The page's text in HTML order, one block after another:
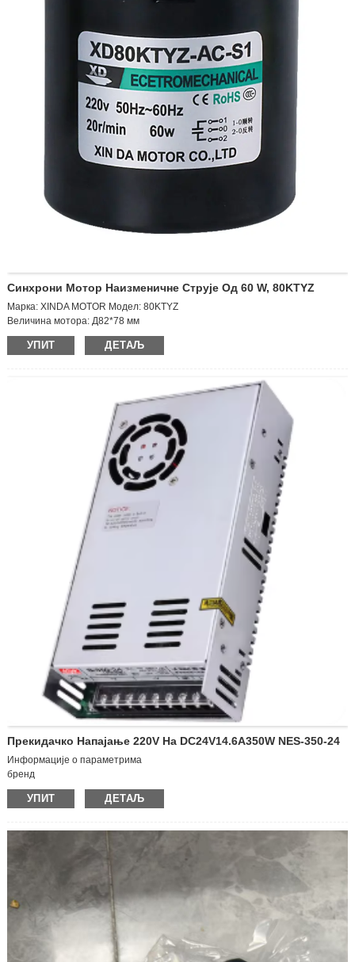
Синхрони Мотор Наизменичне Струје Од 60 W, 80KTYZ
Марка: XINDA MOTOR Модел: 80KTYZ
Величина мотора: Д82*78 мм
Излазна брзина: 10 обртаја у минути
Напон: AC220V
Паковање: 30 ком/картон
Излазни пут вратила: eccentral (само)
Степен изолације: Е степен
УПИТ ДЕТАЉ
Прекидачко Напајање 220V На DC24V14.6A350W NES-350-24
Информације о параметрима
бренд
MEAN WELL/Mean Well
моделУПИТ ДЕТАЉ